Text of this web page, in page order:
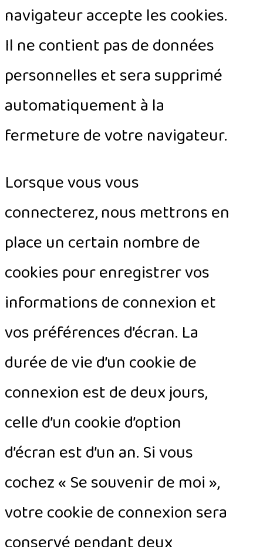
navigateur accepte les cookies.
Il ne contient pas de données
personnelles et sera supprimé
automatiquement à la
fermeture de votre navigateur.
Lorsque vous vous
connecterez, nous mettrons en
place un certain nombre de
cookies pour enregistrer vos
informations de connexion et
vos préférences d’écran. La
durée de vie d’un cookie de
connexion est de deux jours,
celle d’un cookie d’option
d’écran est d’un an. Si vous
cochez « Se souvenir de moi »,
votre cookie de connexion sera